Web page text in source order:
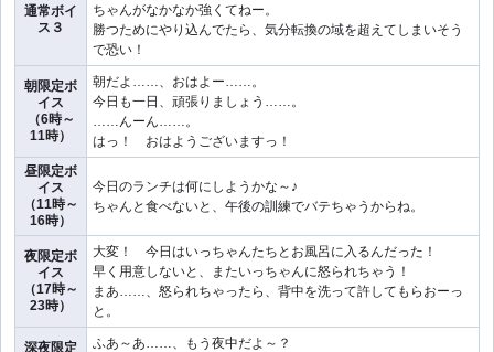
通常ボイ
ス３
ちゃんがなかなか強くてねー。
勝つためにやり込んでたら、気分転換の域を超えてしまいそう
で恐い！
朝限定ボ
イス
（6時～
11時）
朝だよ……、おはよー……。
今日も一日、頑張りましょう……。
……んーん……。
はっ！ おはようございますっ！
昼限定ボ
イス
（11時～
16時）
今日のランチは何にしようかな～♪
ちゃんと食べないと、午後の訓練でバテちゃうからね。
夜限定ボ
イス
（17時～
23時）
大変！ 今日はいっちゃんたちとお風呂に入るんだった！
早く用意しないと、またいっちゃんに怒られちゃう！
まあ……、怒られちゃったら、背中を洗って許してもらおーっ
と。
深夜限定
ふあ～あ……、もう夜中だよ～？